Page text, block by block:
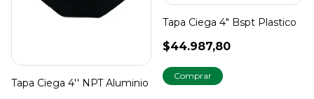
Tapa Ciega 4'' NPT Aluminio
Tapa Ciega 4" Bspt Plastico
$44.987,80